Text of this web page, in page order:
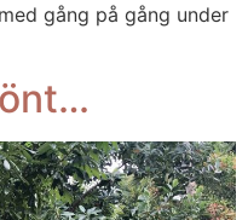
gång på gång under